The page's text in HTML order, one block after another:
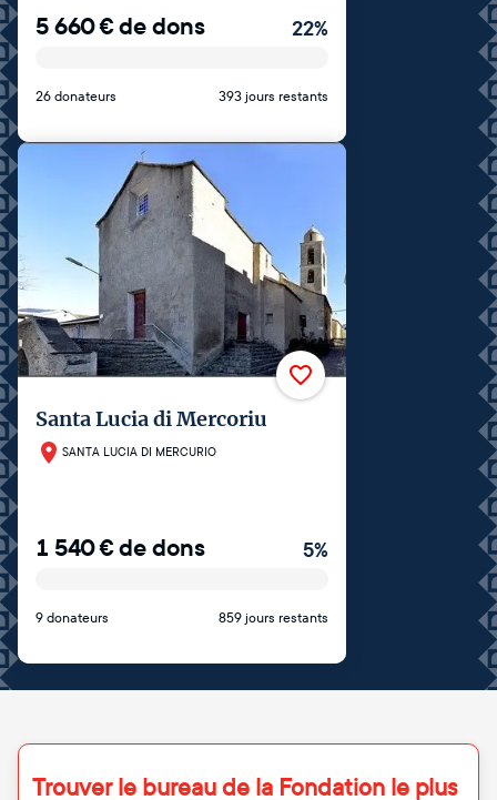
5 660€de dons 22%
26 donateurs 393 jours restants
Santa Lucia di Mercoriu
SANTA LUCIA DI MERCURIO
1 540€de dons 5%
9 donateurs 859 jours restants
Trouver le bureau de la Fondation le plus